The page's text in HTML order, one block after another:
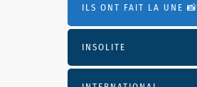
ILS ONT FAIT LA UNE 📸
INSOLITE